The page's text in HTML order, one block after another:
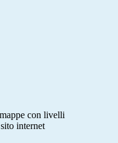
con livelli
internet